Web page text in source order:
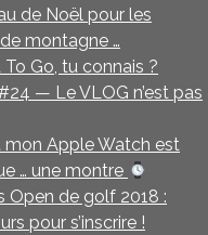
de Noël pour les
montagne …
Go, tu connais ?
— Le VLOG n’est pas
mon Apple Watch est
… une montre
Open de golf 2018 :
pour s’inscrire !